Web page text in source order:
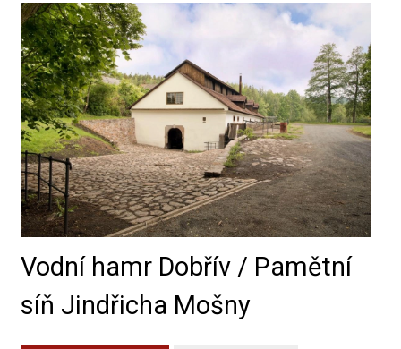
Vodní hamr Dobřív / Pamětní
síň Jindřicha Mošny